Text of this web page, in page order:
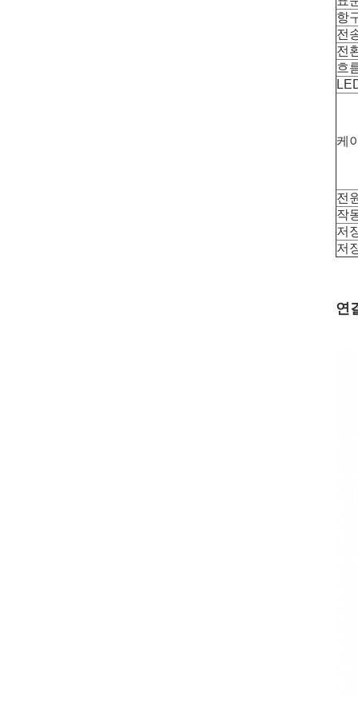
항
전
전
흐
케
전
작
저
저
연